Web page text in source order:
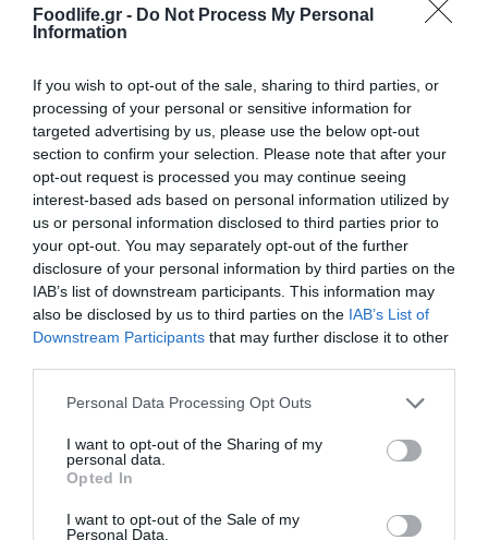
Foodlife.gr - Do Not Process My Personal
Information
If you wish to opt-out of the sale, sharing to third parties, or
processing of your personal or sensitive information for
targeted advertising by us, please use the below opt-out
section to confirm your selection. Please note that after your
opt-out request is processed you may continue seeing
interest-based ads based on personal information utilized by
us or personal information disclosed to third parties prior to
your opt-out. You may separately opt-out of the further
disclosure of your personal information by third parties on the
IAB’s list of downstream participants. This information may
also be disclosed by us to third parties on the IAB’s List of
Downstream Participants that may further disclose it to other
Please note that this website/app uses one or more Google
not limited to your visit or usage behaviour. You may click to
grant or deny consent to Google and its third-party tags to
use your data for below specified purposes in below Google
consent section.
Personal Data Processing Opt Outs
I want to opt-out of the Sharing of my
personal data.
Opted In
I want to opt-out of the Sale of my
Personal Data.
της Γεωπονικής σχολής στολίστηκε με την
συνεισφορά των παραγωγών, με ότι
καλύτερο διαθέτουν από τη σοδειά τους,
φρέσκα φρούτα και λαχανικά, λεμόνια,
πορτοκάλια, φασόλια, ελιές, μπρόκολα,
ξηρούς καρπούς… Υπάρχει ασφαλώς κι ένας
συμβολισμός και το μήνυμα είναι να
παράγουμε και να καταναλώνουμε σωστά,
γιατί η ασφάλεια μας πλέον είναι η σωστή
Σχολής του ΑΠΘ η καθηγήτρια Ελένη